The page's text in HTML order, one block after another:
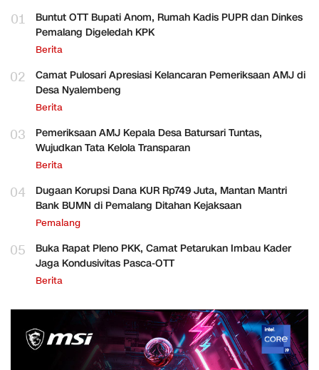
01
Buntut OTT Bupati Anom, Rumah Kadis PUPR dan Dinkes
Pemalang Digeledah KPK
Berita
02
Camat Pulosari Apresiasi Kelancaran Pemeriksaan AMJ di
Desa Nyalembeng
Berita
03
Pemeriksaan AMJ Kepala Desa Batursari Tuntas,
Wujudkan Tata Kelola Transparan
Berita
04
Dugaan Korupsi Dana KUR Rp749 Juta, Mantan Mantri
Bank BUMN di Pemalang Ditahan Kejaksaan
Pemalang
05
Buka Rapat Pleno PKK, Camat Petarukan Imbau Kader
Jaga Kondusivitas Pasca-OTT
Berita